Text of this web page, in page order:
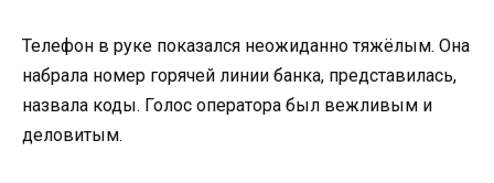
Телефон в руке показался неожиданно тяжёлым. Она
набрала номер горячей линии банка, представилась,
назвала коды. Голос оператора был вежливым и
деловитым.